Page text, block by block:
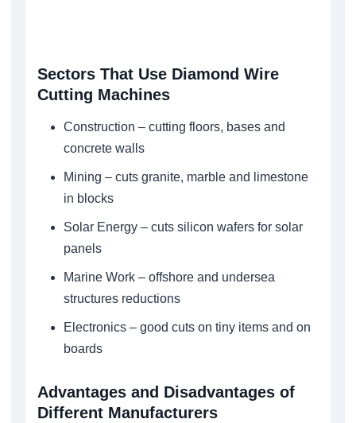
Sectors That Use Diamond Wire
Cutting Machines
Construction – cutting floors, bases and
concrete walls
Mining – cuts granite, marble and limestone
in blocks
Solar Energy – cuts silicon wafers for solar
panels
Marine Work – offshore and undersea
structures reductions
Electronics – good cuts on tiny items and on
boards
Advantages and Disadvantages of
Different Manufacturers